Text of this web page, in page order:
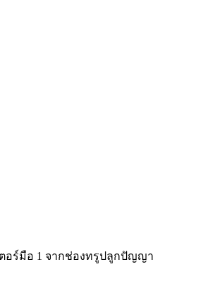
ตอร์มือ 1 จากช่องทรูปลูกปัญญา